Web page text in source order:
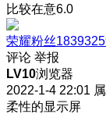
比较在意6.0
荣耀粉丝
评论 举报
LV10浏览器
2022-1-4 22:01
柔性的显示屏